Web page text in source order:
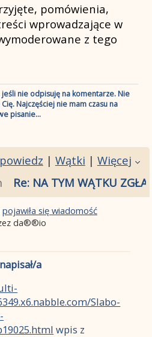
pomówienia,
wprowadzające w
z tego
jeśli nie odpisuję na komentarze. Nie
Najczęściej nie mam czasu na
pisanie...
| Wątki | Więcej
Re: NA TYM WĄTKU
pojawiła się wiadomość
da®®io
a
Slabo-
wpis z